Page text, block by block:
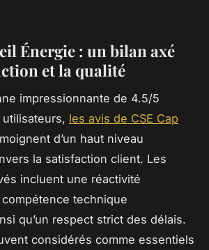
Énergie : un bilan axé
et la qualité
impressionnante de 4.5/5
les avis de CSE Cap
d’un haut niveau
la satisfaction client. Les
incluent une réactivité
technique
qu’un respect strict des délais.
considérés comme essentiels